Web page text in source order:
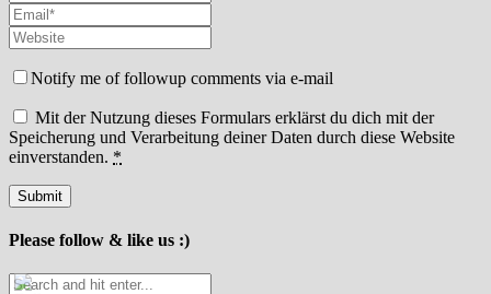
Notify me of followup comments via e-mail
Mit der Nutzung dieses Formulars erklärst du dich mit der
Speicherung und Verarbeitung deiner Daten durch diese Website
einverstanden. *
Please follow & like us :)